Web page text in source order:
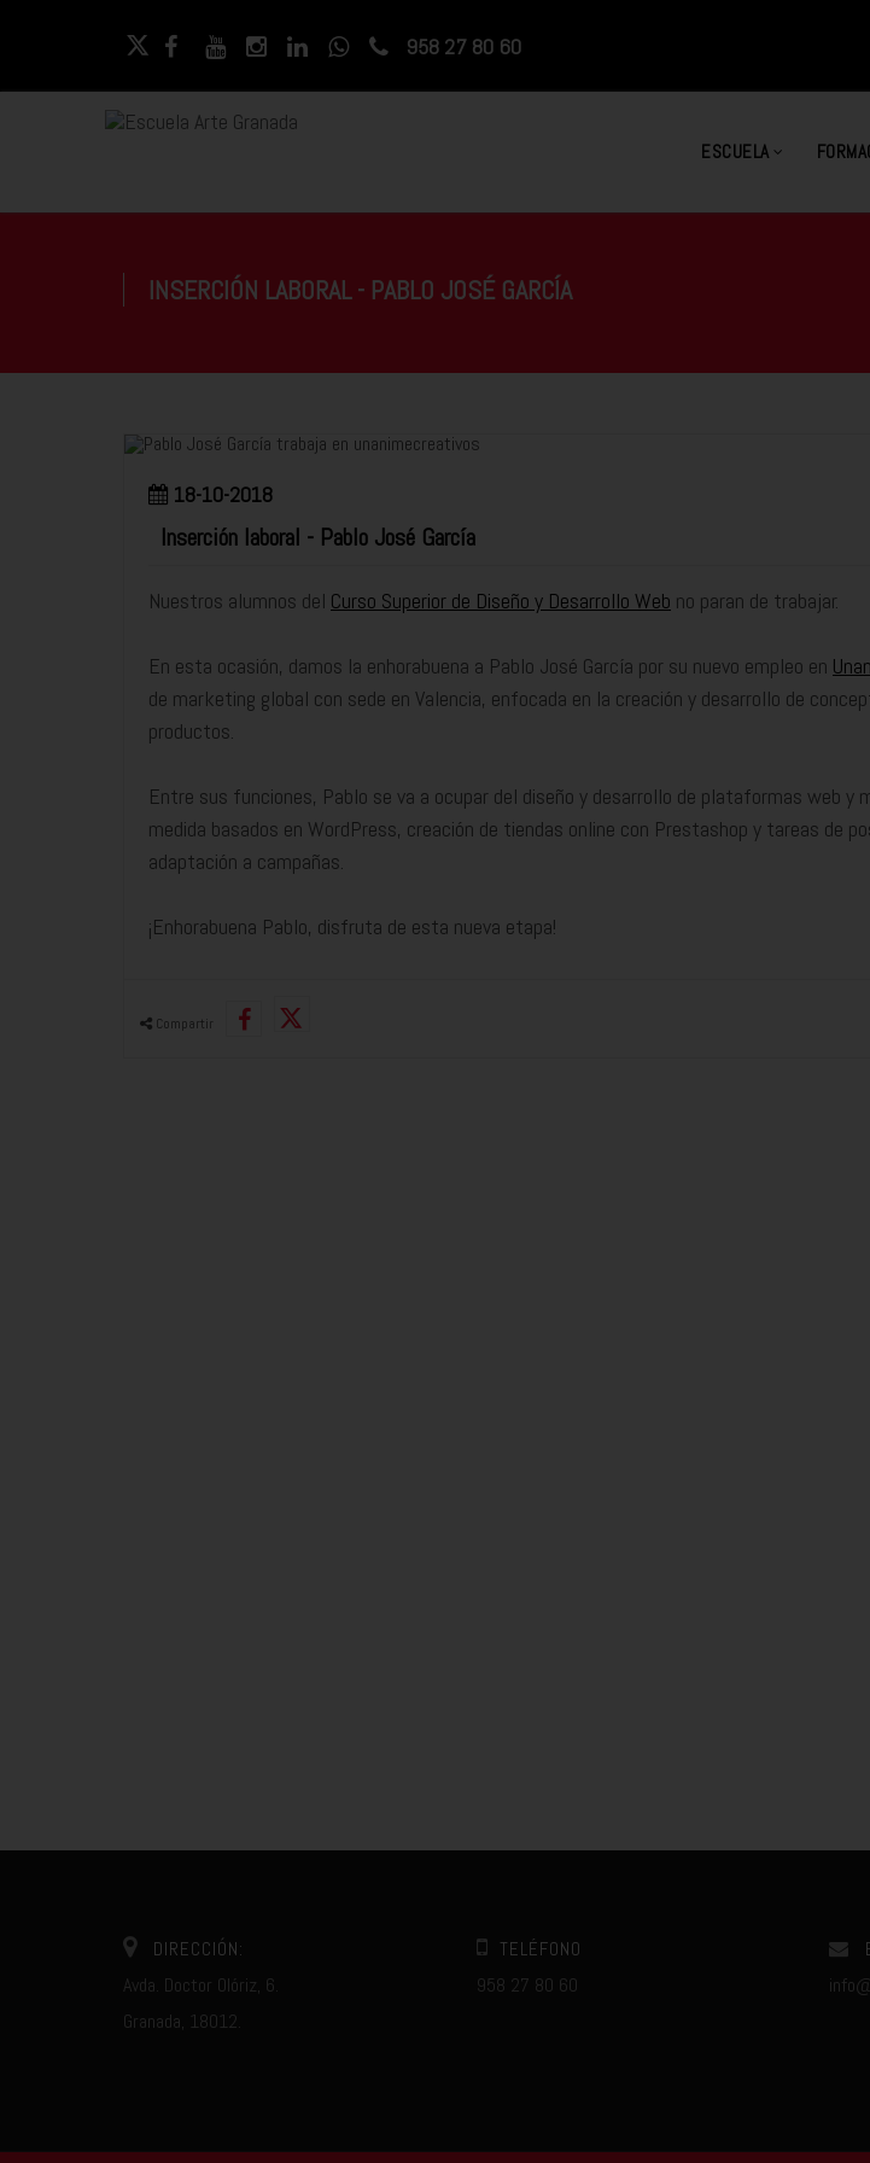
958 27 80 60
ESCUELA
INSERCIÓN LABORAL - PABLO JOSÉ GARCÍA
18-10-2018
Inserción laboral - Pablo José García
Nuestros alumnos del Curso Superior de Diseño y Desarrollo Web no paran de trabajar.
En esta ocasión, damos la enhorabuena a Pablo José García por su nuevo empleo en
de marketing global con sede en Valencia, enfocada en la creación y desarrollo de
productos.
Entre sus funciones, Pablo se va a ocupar del diseño y desarrollo de plataformas web y
medida basados en WordPress, creación de tiendas online con Prestashop y tareas de
adaptación a campañas.
¡Enhorabuena Pablo, disfruta de esta nueva etapa!
Compartir
DIRECCIÓN:
Avda. Doctor Olóriz, 6.
Granada, 18012.
TELÉFONO
958 27 80 60